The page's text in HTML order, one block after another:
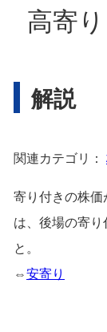
高寄
解説
関連カテゴリ：
寄り付きの株
は、後場の寄
と。
⇔安寄り